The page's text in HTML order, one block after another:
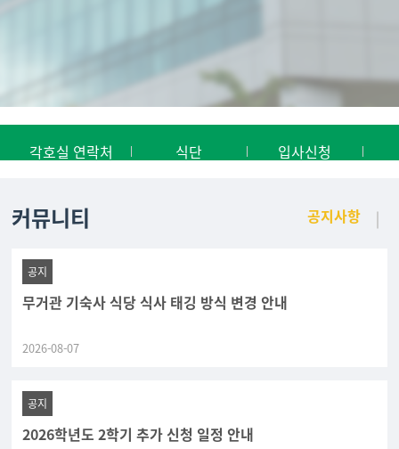
각호실 연락처 식단 입사신청
커뮤니티 공지사항
공지
무거관 기숙사 식당 식사 태깅 방식 변경 안내
2026-08-07
공지
2026학년도 2학기 추가 신청 일정 안내